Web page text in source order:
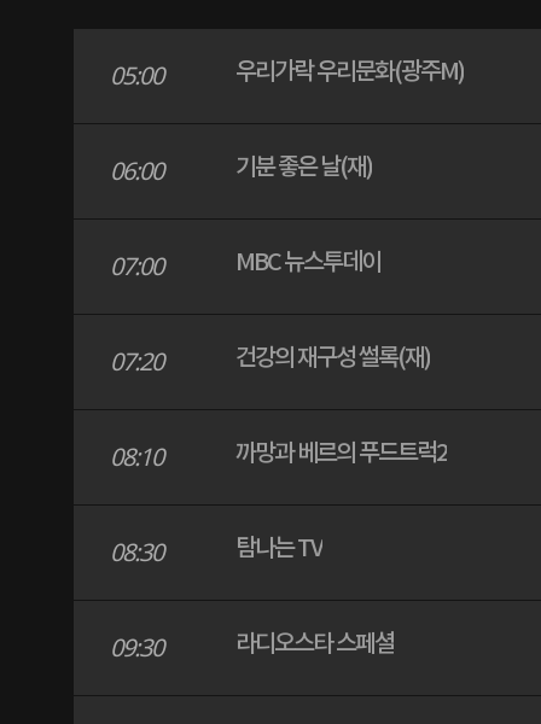
05:00 우리가락 우리문화(광주M)
06:00 기분 좋은 날(재)
07:00 MBC 뉴스투데이
07:20 건강의 재구성 썰록(재)
08:10 까망과 베르의 푸드트럭2
08:30 탐나는 TV
09:30 라디오스타 스페셜